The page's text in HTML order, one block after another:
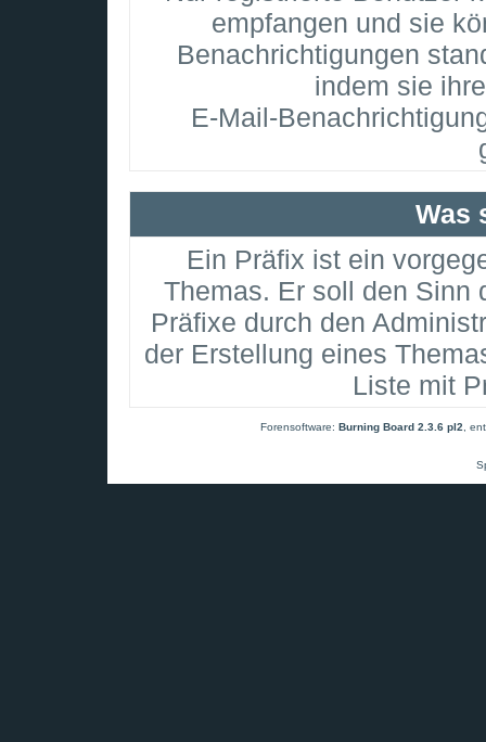
empfangen und sie
Benachrichtigungen
indem sie
E-Mail-
Was
Ein Präfix ist ein
Themas. Er soll den Sinn
Präfixe durch den
der Erstellung eines
Liste mit
Forensoftware: Burning Board 2.3.6 pl2 ,